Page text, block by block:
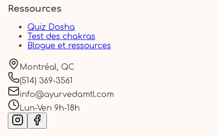
Ressources
Quiz Dosha
Test des chakras
Blogue et ressources
Montréal, QC
(514) 369-3561
info@ayurvedamtl.com
Lun-Ven 9h-18h